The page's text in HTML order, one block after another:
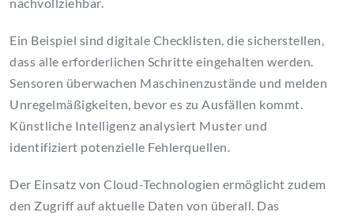
Ein Beispiel sind digitale Checklisten, die sicherstellen,
dass alle erforderlichen Schritte eingehalten werden.
Sensoren überwachen Maschinenzustände und melden
Unregelmäßigkeiten, bevor es zu Ausfällen kommt.
Künstliche Intelligenz analysiert Muster und
identifiziert potenzielle Fehlerquellen.
Der Einsatz von Cloud-Technologien ermöglicht zudem
den Zugriff auf aktuelle Daten von überall. Das